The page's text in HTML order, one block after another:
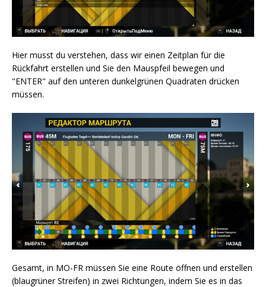
Hier musst du verstehen, dass wir einen Zeitplan für die
Rückfahrt erstellen und Sie den Mauspfeil bewegen und
"ENTER" auf den unteren dunkelgrünen Quadraten drücken
müssen.
Gesamt, in MO-FR müssen Sie eine Route öffnen und erstellen
(blaugrüner Streifen) in zwei Richtungen, indem Sie es in das